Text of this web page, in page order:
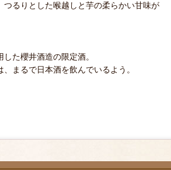
るりとした喉越しと芋の柔らかい甘味が
た櫻井酒造の限定酒。
まるで日本酒を飲んでいるよう。